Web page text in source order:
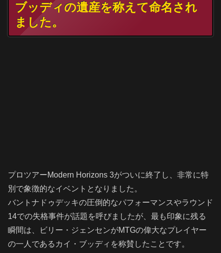
ブッディの遺産を称えて命名され
ました。
プロツアーModern Horizons 3がついに終了し、非常に特
別で象徴的なイベントとなりました。
バントナドゥデッキの圧倒的なパフォーマンスやラウンド
14での失格事件が話題を呼びましたが、最も印象に残る
瞬間は、ビリー・ジェンセンがMTGの偉大なプレイヤー
の一人であるカイ・ブッディを称賛したことです。